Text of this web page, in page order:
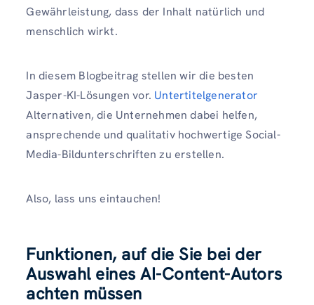
Gewährleistung, dass der Inhalt natürlich und
menschlich wirkt.
In diesem Blogbeitrag stellen wir die besten
Jasper-KI-Lösungen vor. Untertitelgenerator
Alternativen, die Unternehmen dabei helfen,
ansprechende und qualitativ hochwertige Social-
Media-Bildunterschriften zu erstellen.
Also, lass uns eintauchen!
Funktionen, auf die Sie bei der
Auswahl eines AI-Content-Autors
achten müssen